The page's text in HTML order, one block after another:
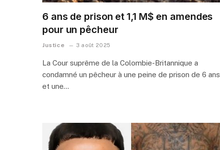
6 ans de prison et 1,1 M$ en amendes
pour un pêcheur
Justice 3 août 2025
La Cour suprême de la Colombie-Britannique a
condamné un pêcheur à une peine de prison de 6 ans
et une…